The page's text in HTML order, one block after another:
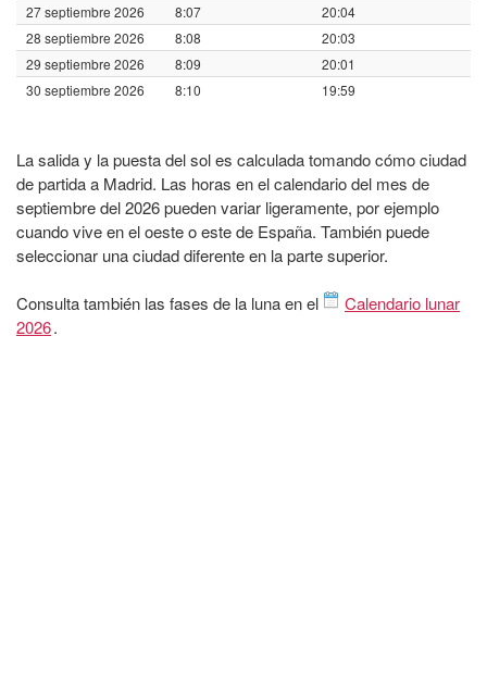
27 septiembre 2026
8:07
20:04
28 septiembre 2026
8:08
20:03
29 septiembre 2026
8:09
20:01
30 septiembre 2026
8:10 19:59
La salida y la puesta del sol es calculada tomando cómo ciudad
de partida a Madrid. Las horas en el calendario del mes de
septiembre del 2026 pueden variar ligeramente, por ejemplo
cuando vive en el oeste o este de España. También puede
seleccionar una ciudad diferente en la parte superior.
Consulta también las fases de la luna en el
Calendario lunar
2026.